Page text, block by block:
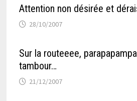
Attention non désirée et
28/10/2007
Sur la routeeee,
tambour…
21/12/2007